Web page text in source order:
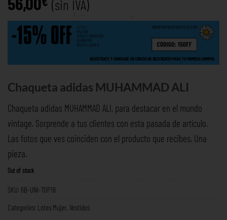
(sin IVA)
Chaqueta adidas MUHAMMAD ALI
Chaqueta adidas MUHAMMAD ALI, para destacar en el mundo
vintage. Sorprende a tus clientes con esta pasada de artículo.
Las fotos que ves coinciden con el producto que recibes. Una
pieza.
Out of stock
SKU: 6B-UNI-TOP18
Categories: Lotes Mujer, Vestidos